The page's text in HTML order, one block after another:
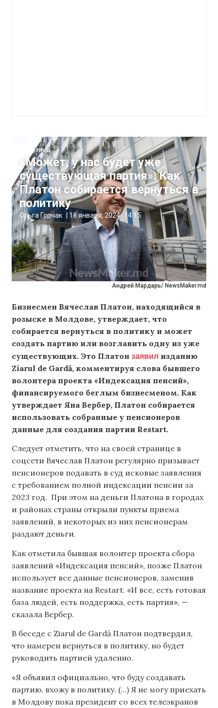
Андрей Мардарь/ NewsMaker.md
Политика
«Может, у нас будет уже
существующая партия». Как
Платон собирается вернуться в
политику
Ольга Горчак 18 января, 2024 14:15
Бизнесмен Вячеслав Платон, находящийся в
розыске в Молдове, утверждает, что
собирается вернуться в политику и может
создать партию или возглавить одну из уже
существующих. Это Платон заявил изданию
Ziarul de Gardă, комментируя слова бывшего
волонтера проекта «Индексация пенсий»,
финансируемого беглым бизнесменом. Как
утверждает Яна Вербер, Платон собирается
использовать собранные у пенсионеров
данные для создания партии Restart.
Следует отметить, что на своей странице в
соцсети Вячеслав Платон регулярно призывает
пенсионеров подавать в суд исковые заявления
с требованием полной индексации пенсии за
2023 год. При этом на деньги Платона в городах
и районах страны открыли пункты приема
заявлений, в некоторых из них пенсионерам
раздают деньги.
Как отметила бывшая волонтер проекта сбора
заявлений «Индексация пенсий», позже Платон
использует все данные пенсионеров, заменив
название проекта на Restart. «И все, есть готовая
база людей, есть поддержка, есть партия», ­—
сказала Вербер.
В беседе с Ziarul de Gardă Платон подтвердил,
что намерен вернуться в политику, но будет
руководить партией удаленно.
«Я объявил официально, что буду создавать
партию, вхожу в политику. (…) Я не могу приехать
в Молдову пока президент со всех телеэкранов